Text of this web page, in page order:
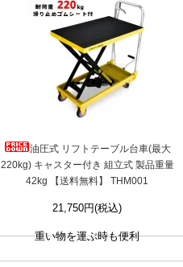
油圧式 リフトテーブル台車(最大
220kg) キャスター付き 組立式 製品重量
42kg 【送料無料】 THM001
21,750円(税込)
重い物を運ぶ時も便利